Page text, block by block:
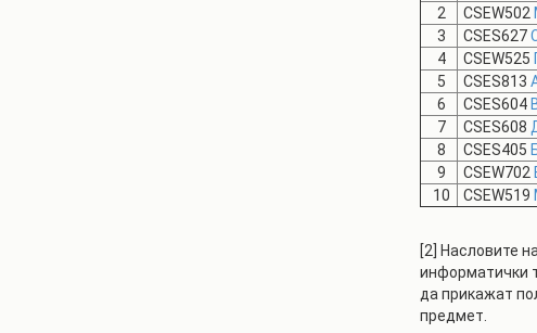
2
CSEW502
3
CSES627
4
CSEW525
5
CSES813
6
CSES604
7
CSES608
8
CSES405
9
CSEW702
10
CSEW519
[2] Насловите
информатички
да прикажат
предмет.